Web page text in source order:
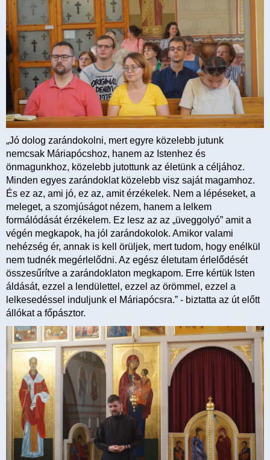
„Jó dolog zarándokolni, mert egyre közelebb jutunk
nemcsak Máriapócshoz, hanem az Istenhez és
önmagunkhoz, közelebb jutottunk az életünk a céljához.
Minden egyes zarándoklat közelebb visz saját magamhoz.
És ez az, ami jó, ez az, amit érzékelek. Nem a lépéseket, a
meleget, a szomjúságot nézem, hanem a lelkem
formálódását érzékelem. Ez lesz az az „üveggolyó” amit a
végén megkapok, ha jól zarándokolok. Amikor valami
nehézség ér, annak is kell örüljek, mert tudom, hogy enélkül
nem tudnék megérlelődni. Az egész életutam érlelődését
összesűrítve a zarándoklaton megkapom. Erre kértük Isten
áldását, ezzel a lendülettel, ezzel az örömmel, ezzel a
lelkesedéssel induljunk el Máriapócsra.” - biztatta az út előtt
állókat a főpásztor.